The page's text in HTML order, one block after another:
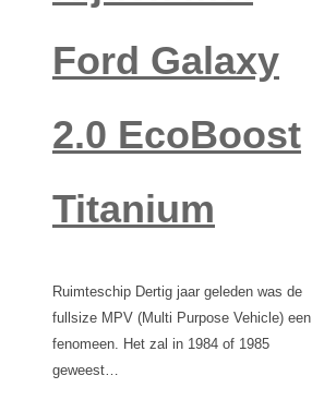
Ford Galaxy
2.0 EcoBoost
Titanium
Ruimteschip Dertig jaar geleden was de
fullsize MPV (Multi Purpose Vehicle) een
fenomeen. Het zal in 1984 of 1985
geweest…